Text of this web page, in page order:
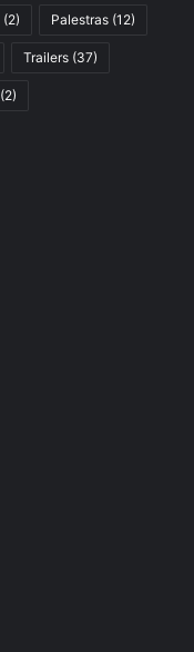
(2) Palestras (12)
Trailers (37)
(2)